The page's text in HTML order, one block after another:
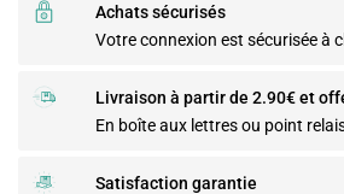
Achats sécurisés
Votre connexion est sécurisée à
Livraison à partir de 2.90€ et
En boîte aux lettres ou point
Satisfaction garantie